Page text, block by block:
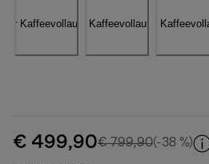
€ 499,90€ 799,90(-38 %)